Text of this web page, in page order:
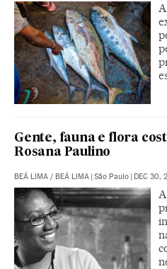
Gente, fauna e flora
Rosana Paulino
BEÁ LIMA / BEÁ LIMA | São Paulo | DEC 30,